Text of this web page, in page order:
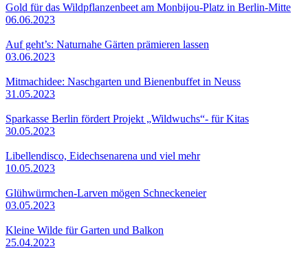
Gold für das Wildpflanzenbeet am Monbijou-Platz in Berlin-Mitte
06.06.2023
Auf geht’s: Naturnahe Gärten prämieren lassen
03.06.2023
Mitmachidee: Naschgarten und Bienenbuffet in Neuss
31.05.2023
Sparkasse Berlin fördert Projekt „Wildwuchs“- für Kitas
30.05.2023
Libellendisco, Eidechsenarena und viel mehr
10.05.2023
Glühwürmchen-Larven mögen Schneckeneier
03.05.2023
Kleine Wilde für Garten und Balkon
25.04.2023